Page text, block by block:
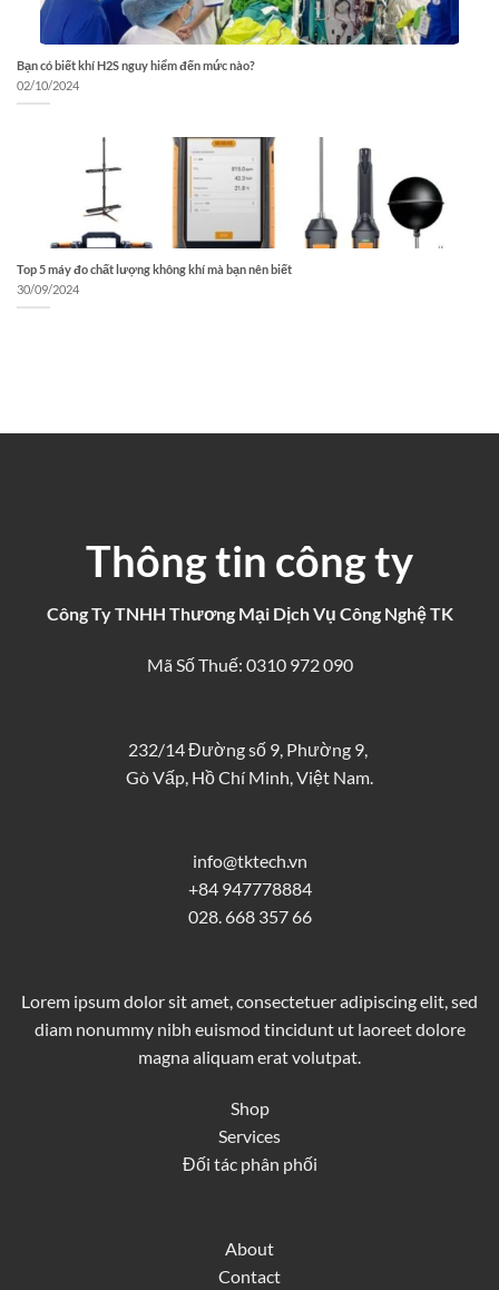
Bạn có biết khí H2S nguy hiểm đến mức nào?
02/10/2024
Top 5 máy đo chất lượng không khí mà bạn nên biết
30/09/2024
Thông tin công ty
Công Ty TNHH Thương Mại Dịch Vụ Công Nghệ TK
Mã Số Thuế: 0310 972 090
232/14 Đường số 9, Phường 9,
Gò Vấp, Hồ Chí Minh, Việt Nam.
info@tktech.vn
+84 947778884
028. 668 357 66
Lorem ipsum dolor sit amet, consectetuer adipiscing elit, sed
diam nonummy nibh euismod tincidunt ut laoreet dolore
magna aliquam erat volutpat.
Shop
Services
Đối tác phân phối
About
Contact